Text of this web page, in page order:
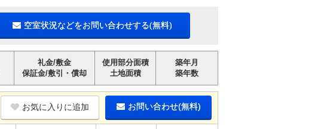
空室状況などをお問い合わせする(無料)
礼金/敷金
保証金/敷引・償却
使用部分面積
土地面積
築年月
築年数
お気に入りに追加 お問い合わせ(無料)